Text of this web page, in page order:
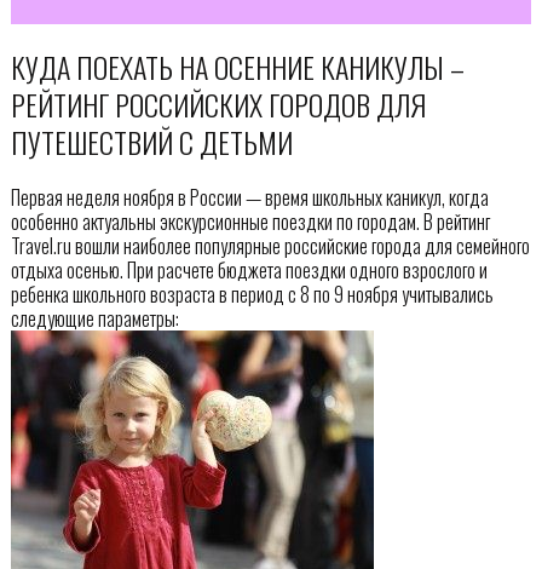
КУДА ПОЕХАТЬ НА ОСЕННИЕ КАНИКУЛЫ –
РЕЙТИНГ РОССИЙСКИХ ГОРОДОВ ДЛЯ
ПУТЕШЕСТВИЙ С ДЕТЬМИ
Первая неделя ноября в России — время школьных каникул, когда
особенно актуальны экскурсионные поездки по городам. В рейтинг
Travel.ru вошли наиболее популярные российские города для семейного
отдыха осенью. При расчете бюджета поездки одного взрослого и
ребенка школьного возраста в период с 8 по 9 ноября учитывались
следующие параметры: